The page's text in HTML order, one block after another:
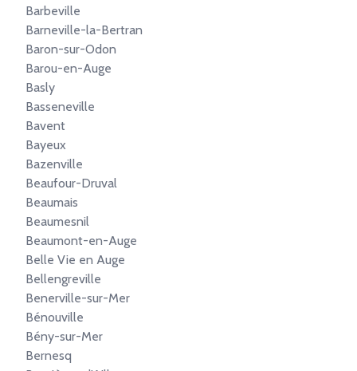
Barbeville
Barneville-la-Bertran
Baron-sur-Odon
Barou-en-Auge
Basly
Basseneville
Bavent
Bayeux
Bazenville
Beaufour-Druval
Beaumais
Beaumesnil
Beaumont-en-Auge
Belle Vie en Auge
Bellengreville
Benerville-sur-Mer
Bénouville
Bény-sur-Mer
Bernesq